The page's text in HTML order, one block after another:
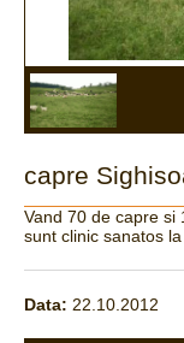
capre
Vand 70 de capre si
sunt clinic sanatos
Data: 22.10.2012